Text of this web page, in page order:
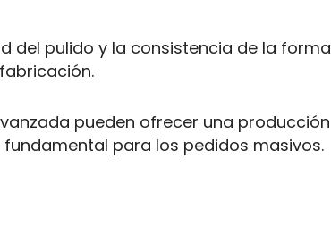
del pulido y la consistencia de la forma
pueden ofrecer una producción
para los pedidos masivos.